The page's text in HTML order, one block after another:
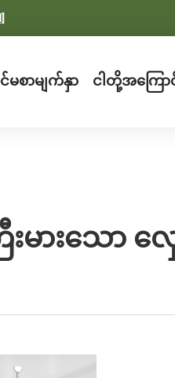
မစာမျက်နှာ ငါတို့အကြော
းမားသော